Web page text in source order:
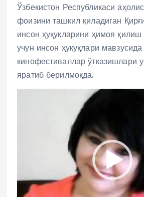
Ўзбекистон Республикаси
фоизини ташкил қиладиган
инсон ҳуқуқларини ҳимоя
учун инсон ҳуқуқлари
кинофестиваллар ўтказишлари
яратиб берилмоқда.